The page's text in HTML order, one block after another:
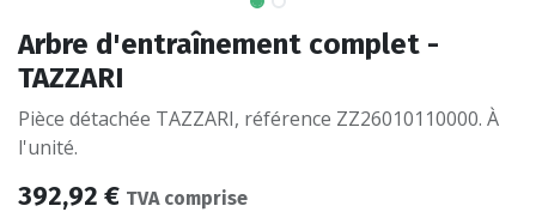
Arbre d'entraînement complet -
TAZZARI
Pièce détachée TAZZARI, référence ZZ26010110000. À
l'unité.
392,92 € TVA comprise